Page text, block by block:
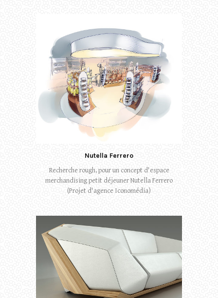
Nutella Ferrero
Recherche rough, pour un concept d'espace
merchandising petit déjeuner Nutella Ferrero
(Projet d'agence Iconomédia)